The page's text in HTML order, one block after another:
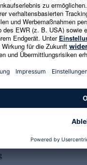
aktuelle Trends,
Dankeschön
ist jederzeit in